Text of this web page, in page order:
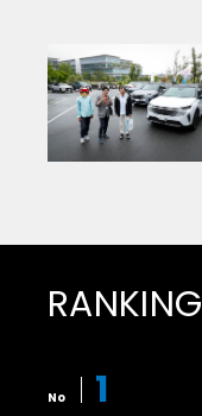
RANKING
No 1